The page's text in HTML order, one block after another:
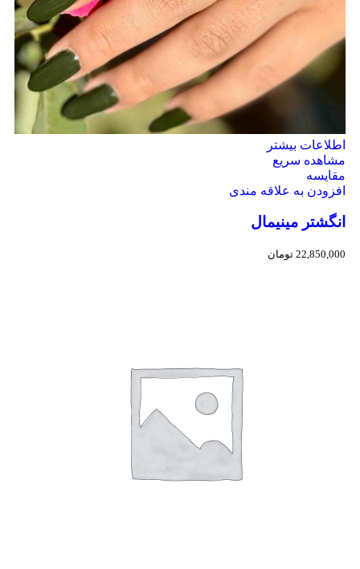
اطلاعات بیشتر
مشاهده سریع
مقایسه
افزودن به علاقه مندی
انگشتر مینیمال
22,850,000 تومان